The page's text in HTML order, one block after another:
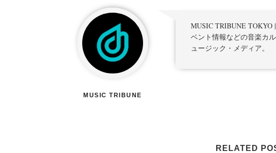
MUSIC TRIBUNE
MUSIC TRIBUNE
ベント情報などの音楽カ
ュージック・メディア。
RELATED